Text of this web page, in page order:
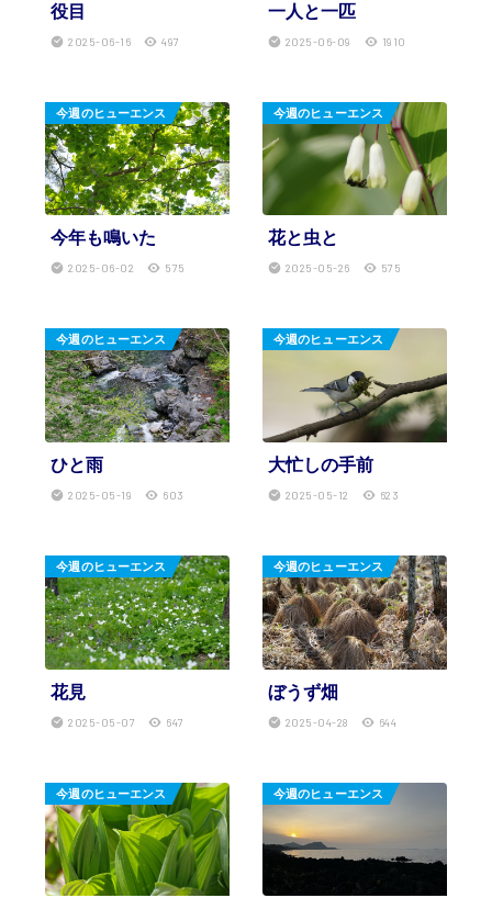
2025-06-16 497
役目
2025-06-09 1910
一人と一匹
今週のヒューエンス
2025-06-02 575
今年も鳴いた
今週のヒューエンス
2025-05-26 575
花と虫と
今週のヒューエンス
2025-05-19 603
ひと雨
今週のヒューエンス
2025-05-12 623
大忙しの手前
今週のヒューエンス
2025-05-07 647
花見
今週のヒューエンス
2025-04-28 644
ぼうず畑
今週のヒューエンス 今週のヒューエンス